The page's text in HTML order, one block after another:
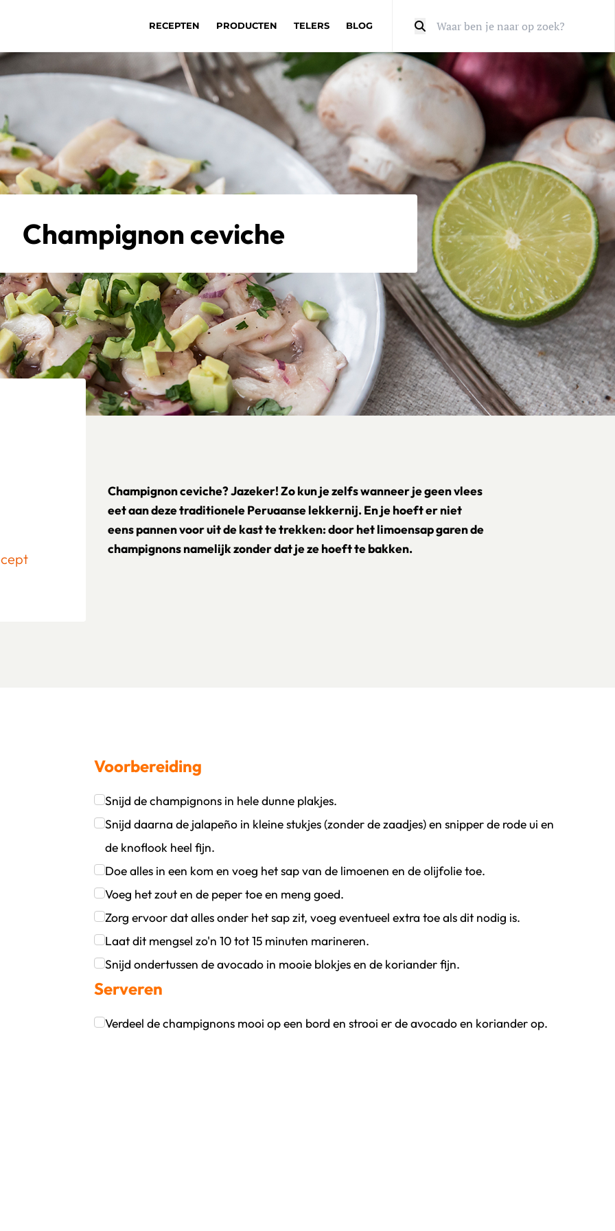
RECEPTEN PRODUCTEN TELERS BLOG
Champignon ceviche
Champignon ceviche? Jazeker! Zo kun je zelfs wanneer je geen vlees
eet aan deze traditionele Peruaanse lekkernij. En je hoeft er niet
eens pannen voor uit de kast te trekken: door het limoensap garen de
champignons namelijk zonder dat je ze hoeft te bakken.
persoon
Voorbereiding
Snijd de champignons in hele dunne plakjes.
Klik om dit selectievakje aan te vinken
Snijd daarna de jalapeño in kleine stukjes (zonder de zaadjes) en snipper de rode ui en
de knoflook heel fijn.
Klik om dit selectievakje aan te vinken
Doe alles in een kom en voeg het sap van de limoenen en de olijfolie toe.
Klik om dit selectievakje aan te vinken
Voeg het zout en de peper toe en meng goed.
Klik om dit selectievakje aan te vinken
Zorg ervoor dat alles onder het sap zit, voeg eventueel extra toe als dit nodig is.
Klik om dit selectievakje aan te vinken
Laat dit mengsel zo'n 10 tot 15 minuten marineren.
Klik om dit selectievakje aan te vinken
Snijd ondertussen de avocado in mooie blokjes en de koriander fijn.
Klik om dit selectievakje aan te vinken
Serveren
Verdeel de champignons mooi op een bord en strooi er de avocado en koriander op.